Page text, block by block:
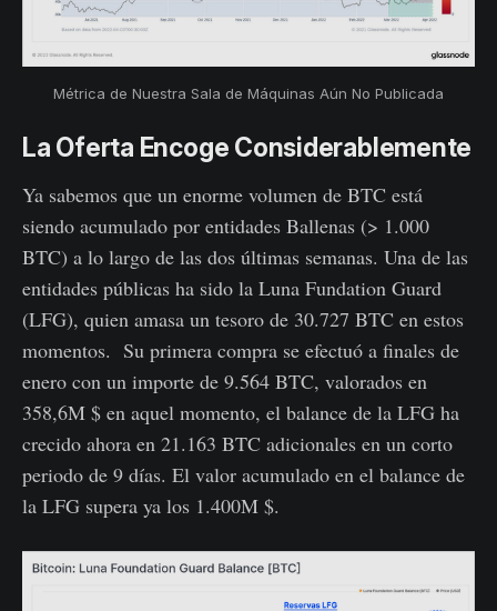
Métrica de Nuestra Sala de Máquinas Aún No Publicada
La Oferta Encoge Considerablemente
Ya sabemos que un enorme volumen de BTC está
siendo acumulado por entidades Ballenas (> 1.000
BTC) a lo largo de las dos últimas semanas. Una de las
entidades públicas ha sido la Luna Fundation Guard
(LFG), quien amasa un tesoro de 30.727 BTC en estos
momentos. Su primera compra se efectuó a finales de
enero con un importe de 9.564 BTC, valorados en
358,6M $ en aquel momento, el balance de la LFG ha
crecido ahora en 21.163 BTC adicionales en un corto
periodo de 9 días. El valor acumulado en el balance de
la LFG supera ya los 1.400M $.